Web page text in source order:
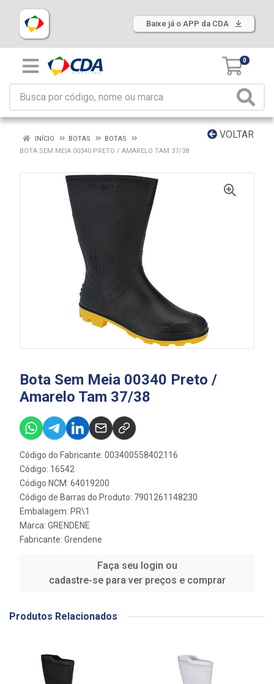
Baixe já o APP da CDA
0
VOLTAR
INÍCIO BOTAS
BOTAS
BOTA SEM MEIA 00340 PRETO / AMARELO TAM 37/38
Bota Sem Meia 00340 Preto /
Amarelo Tam 37/38
Código do Fabricante: 003400558402116
Código: 16542
Código NCM: 64019200
Código de Barras do Produto: 7901261148230
Embalagem: PR\1
Marca: GRENDENE
Fabricante: Grendene
Faça seu login ou
cadastre-se para ver preços e comprar
Produtos Relacionados